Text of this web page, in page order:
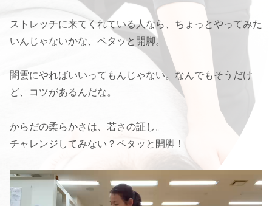
ストレッチに来てくれている人なら、ちょっとやってみた
いんじゃないかな、ペタッと開脚。
闇雲にやればいいってもんじゃない。なんでもそうだけ
ど、コツがあるんだな。
からだの柔らかさは、若さの証し。
チャレンジしてみない？ペタッと開脚！